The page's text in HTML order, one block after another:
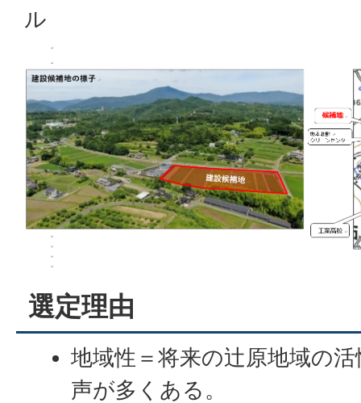
ル
選定理由
地域性＝将来の辻原地域の
声が多くある。